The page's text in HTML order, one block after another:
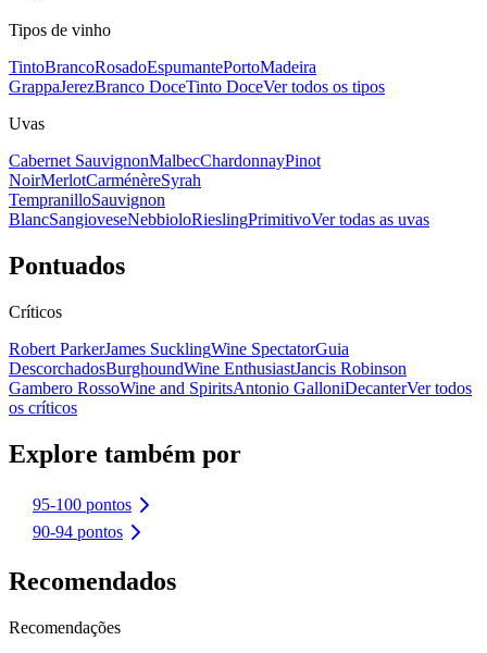
Tipos de vinho
TintoBrancoRosadoEspumantePortoMadeira
GrappaJerezBranco DoceTinto DoceVer todos os tipos
Uvas
Cabernet SauvignonMalbecChardonnayPinot
NoirMerlotCarménèreSyrah
TempranilloSauvignon
BlancSangioveseNebbioloRieslingPrimitivoVer todas as uvas
Pontuados
Críticos
Robert ParkerJames SucklingWine SpectatorGuia
DescorchadosBurghoundWine EnthusiastJancis Robinson
Gambero RossoWine and SpiritsAntonio GalloniDecanterVer todos
os críticos
Explore também por
95-100 pontos
90-94 pontos
Recomendados
Recomendações